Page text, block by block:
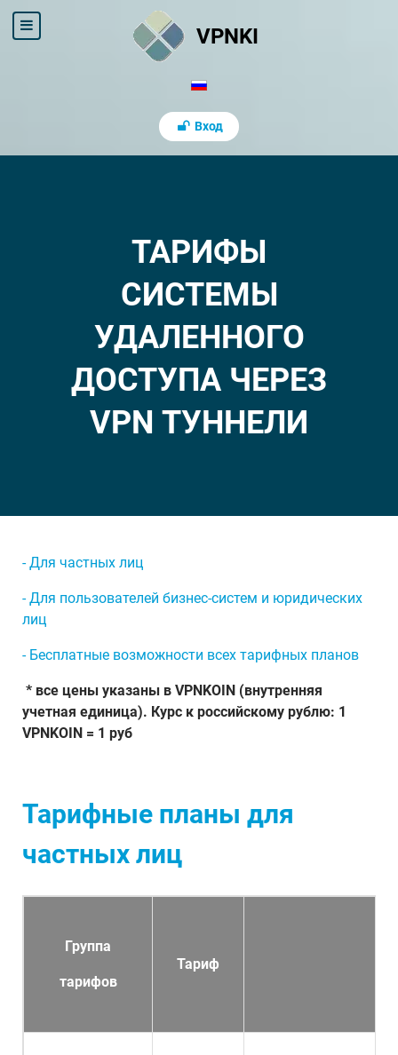
VPNKI
Вход
ТАРИФЫ
СИСТЕМЫ
УДАЛЕННОГО
ДОСТУПА ЧЕРЕЗ
VPN ТУННЕЛИ
- Для частных лиц
- Для пользователей бизнес-систем и юридических
лиц
- Бесплатные возможности всех тарифных планов
* все цены указаны в VPNKOIN (внутренняя
учетная единица). Курс к российскому рублю: 1
VPNKOIN = 1 руб
Тарифные планы для
частных лиц
Группа
тарифов
Тариф